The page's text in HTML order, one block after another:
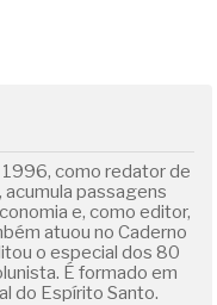
1996, como redator de
acumula passagens
e, como editor,
atuou no Caderno
o especial dos 80
É formado em
do Espírito Santo.